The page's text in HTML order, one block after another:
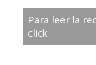
Para leer la
click